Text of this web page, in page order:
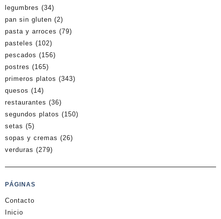
legumbres (34)
pan sin gluten (2)
pasta y arroces (79)
pasteles (102)
pescados (156)
postres (165)
primeros platos (343)
quesos (14)
restaurantes (36)
segundos platos (150)
setas (5)
sopas y cremas (26)
verduras (279)
PÁGINAS
Contacto
Inicio